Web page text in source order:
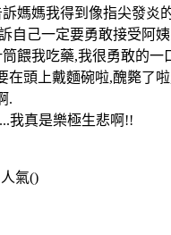
媽媽我得到像指尖發炎
自己一定要勇敢接受阿
餵我吃藥,我很勇敢的
在頭上戴麵碗啦,醜斃了
.
我真是樂極生悲啊!!
人氣()